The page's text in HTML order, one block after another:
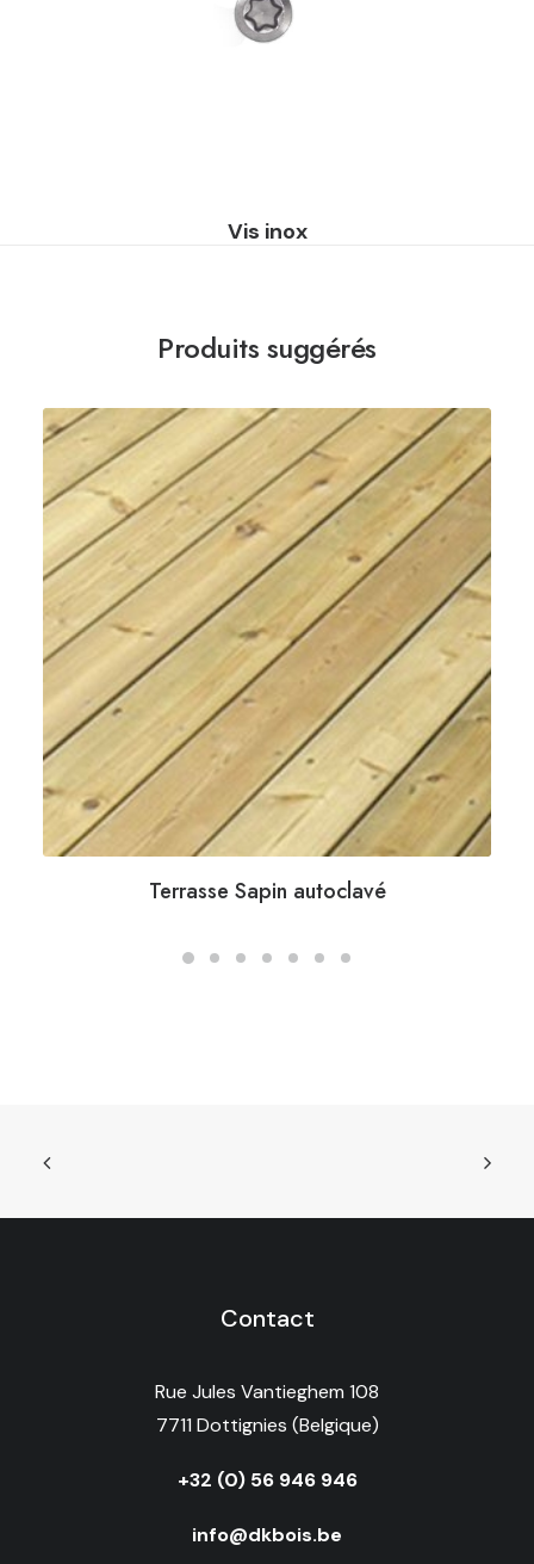
Vis inox
Produits suggérés
Terrasse Sapin autoclavé
Contact
Rue Jules Vantieghem 108
7711 Dottignies (Belgique)
+32 (0) 56 946 946
info@dkbois.be